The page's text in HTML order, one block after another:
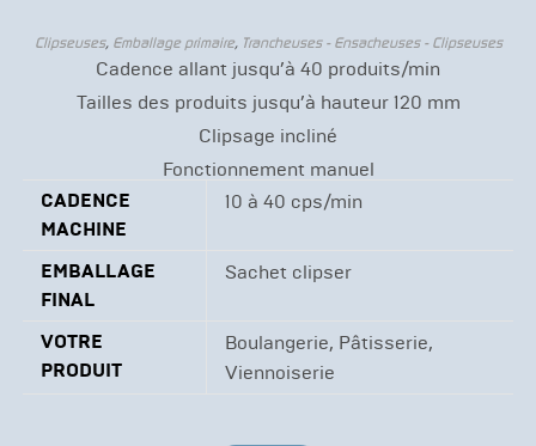
Clipseuses, Emballage primaire, Trancheuses - Ensacheuses - Clipseuses
Cadence allant jusqu’à 40 produits/min
Tailles des produits jusqu’à hauteur 120 mm
Clipsage incliné
Fonctionnement manuel
CADENCE
MACHINE
10 à 40 cps/min
EMBALLAGE
FINAL
Sachet clipser
VOTRE
PRODUIT
Boulangerie, Pâtisserie,
Viennoiserie